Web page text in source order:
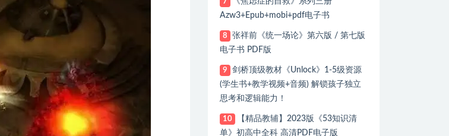
7
Azw3+Epub+mobi+pdf电子书
8
张祥前《统一场论》第六版 / 第七版
电子书 PDF版
9
剑桥顶级教材《Unlock》1-5级资源
(学生书+教学视频+音频) 解锁孩子独立
思考和逻辑能力！
10
【精品教辅】2023版《53知识清
单》初高中全科 高清PDF电子版